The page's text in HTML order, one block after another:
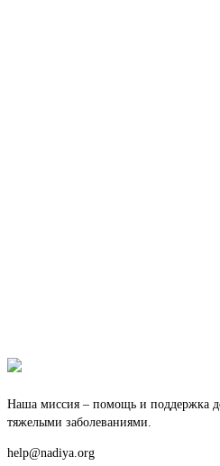
Наша миссия – помощь и поддержка
тяжелыми заболеваниями.
help@nadiya.org